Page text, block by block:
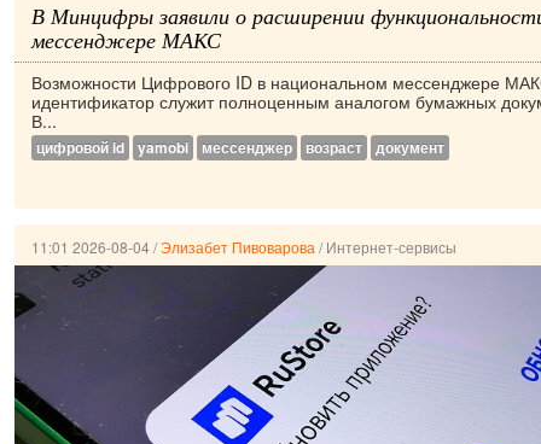
В Минцифры заявили о расширении
мессенджере МАКС
Возможности Цифрового ID в национальном мессенджере
идентификатор служит полноценным аналогом бумажных
В...
цифровой id yamobi мессенджер возраст документ
11:01 2026-08-04/Элизабет Пивоварова /Интернет-сервисы